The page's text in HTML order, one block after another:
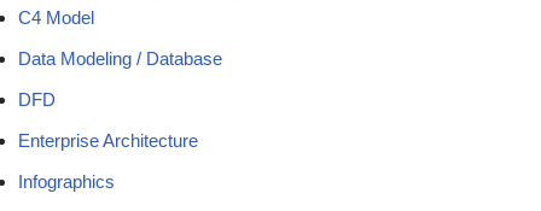
C4 Model
Data Modeling / Database
DFD
Enterprise Architecture
Infographics